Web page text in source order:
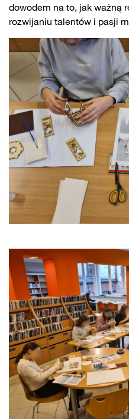
dowodem na to, jak ważną
rozwijaniu talentów i pasji